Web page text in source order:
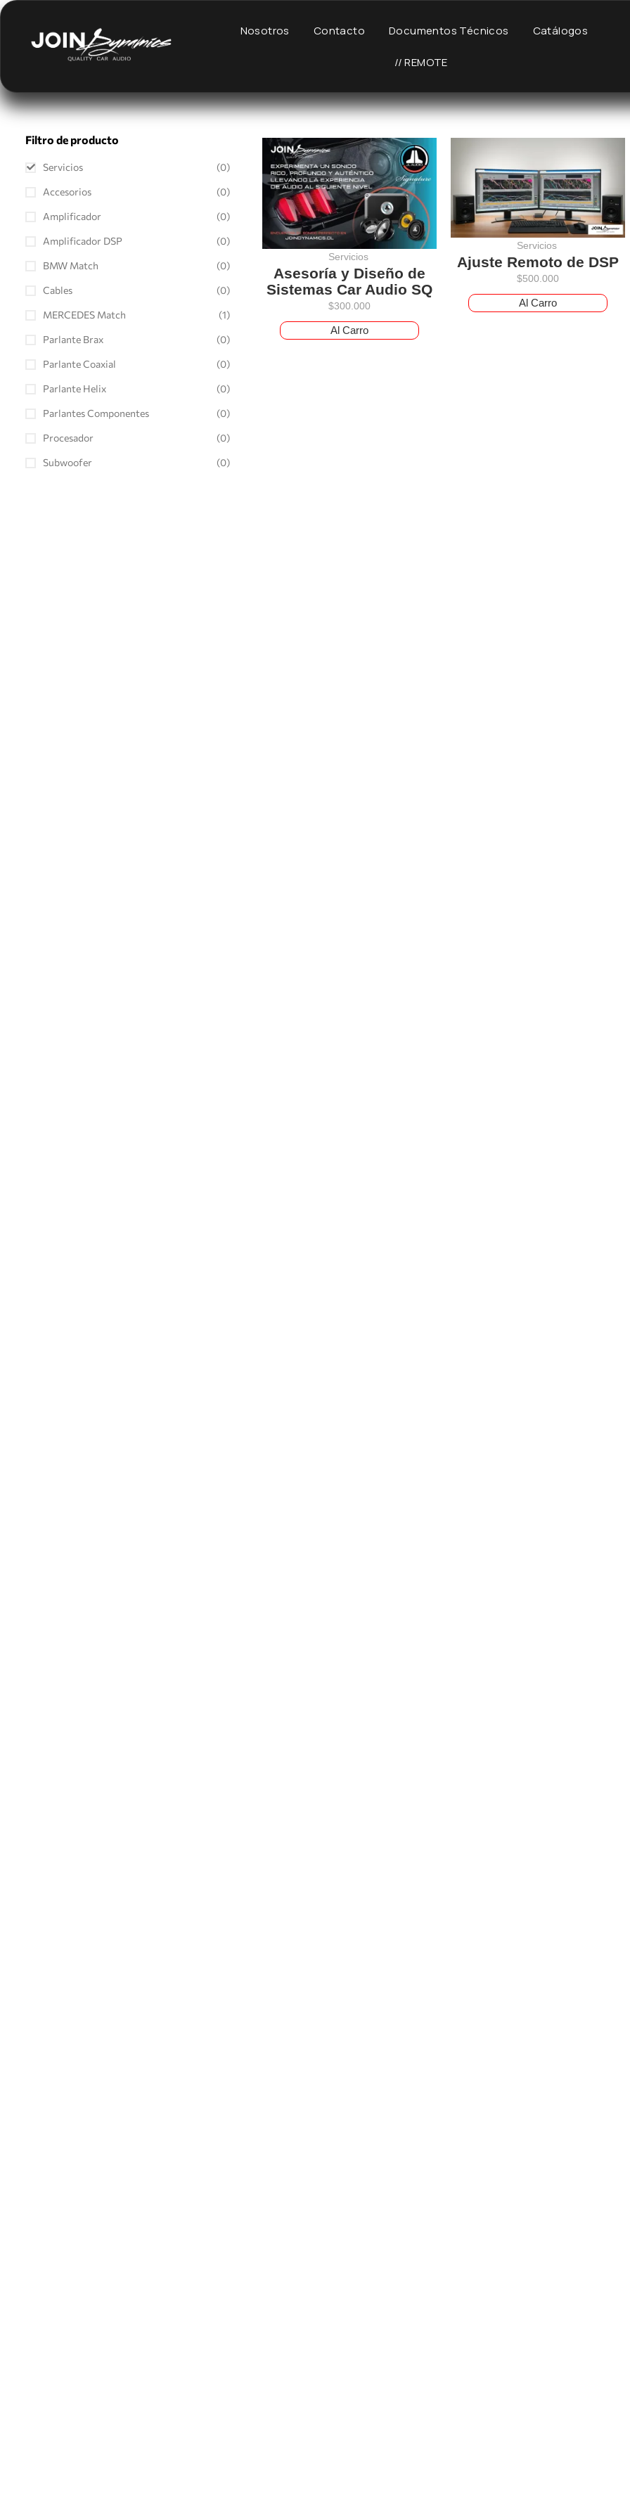
Nosotros Contacto Documentos Técnicos Catálogos
// REMOTE
Filtro de producto
Servicios (0)
Accesorios (0)
Amplificador (0)
Amplificador DSP (0)
BMW Match (0)
Cables (0)
MERCEDES Match (1)
Parlante Brax (0)
Parlante Coaxial (0)
Parlante Helix (0)
Parlantes Componentes (0)
Procesador (0)
Subwoofer (0)
Servicios
Asesoría y Diseño de
Sistemas Car Audio SQ
$300.000
Al Carro
Servicios
Ajuste Remoto de DSP
$500.000
Al Carro